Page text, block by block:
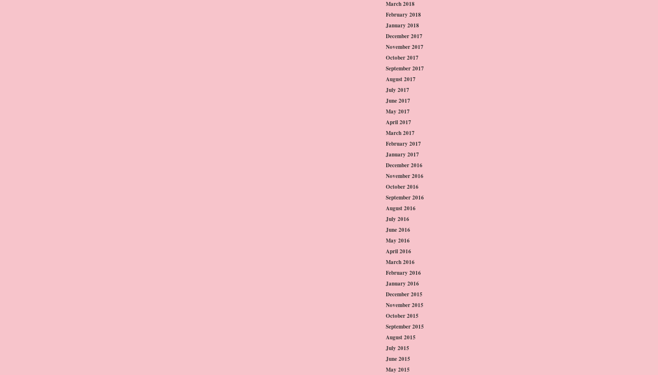
March 2018
February 2018
January 2018
December 2017
November 2017
October 2017
September 2017
August 2017
July 2017
June 2017
May 2017
April 2017
March 2017
February 2017
January 2017
December 2016
November 2016
October 2016
September 2016
August 2016
July 2016
June 2016
May 2016
April 2016
March 2016
February 2016
January 2016
December 2015
November 2015
October 2015
September 2015
August 2015
July 2015
June 2015
May 2015